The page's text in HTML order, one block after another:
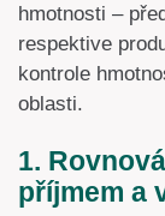
hmotnosti –
respektive
kontrole
oblasti.
1.
příjmem a